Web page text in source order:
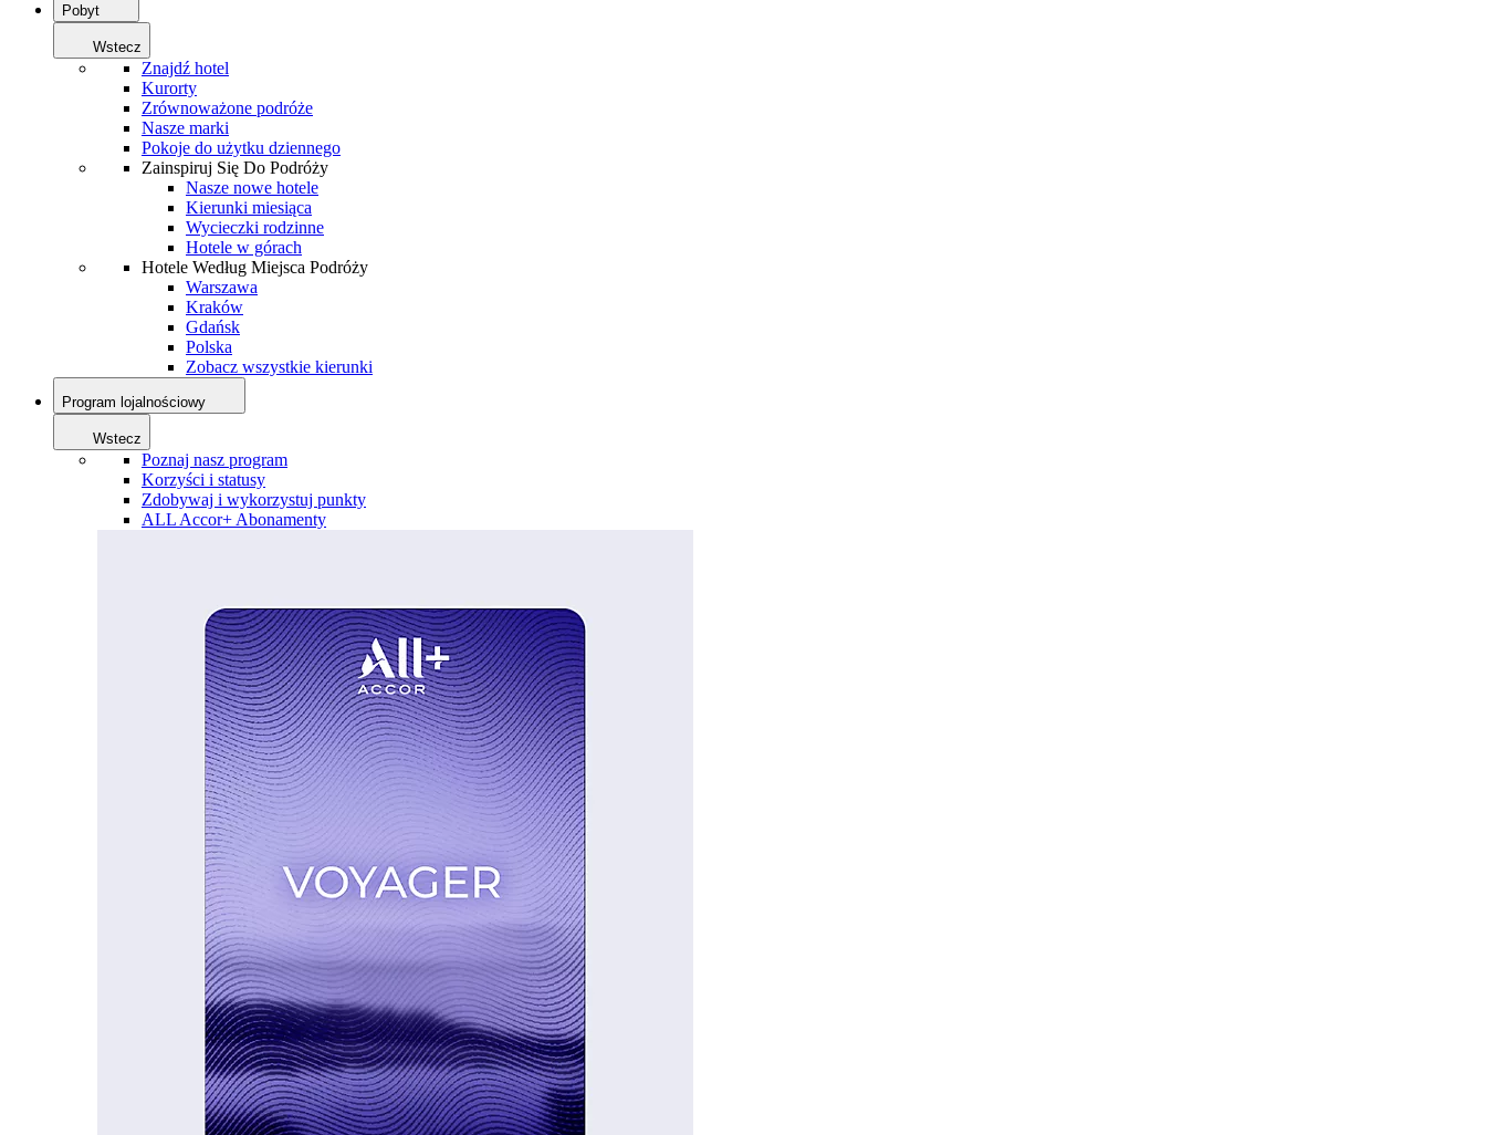
Pobyt
Wstecz
Znajdź hotel
Kurorty
Zrównoważone podróże
Nasze marki
Pokoje do użytku dziennego
Zainspiruj Się Do Podróży
Nasze nowe hotele
Kierunki miesiąca
Wycieczki rodzinne
Hotele w górach
Hotele Według Miejsca Podróży
Warszawa
Kraków
Gdańsk
Polska
Zobacz wszystkie kierunki
Program lojalnościowy
Wstecz
Poznaj nasz program
Korzyści i statusy
Zdobywaj i wykorzystuj punkty
ALL Accor+ Abonamenty